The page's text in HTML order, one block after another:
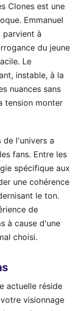
Clones est une
Emmanuel
parvient à
du jeune
Le
instable, à la
nuances sans
tension monter
de l'univers a
fans. Entre les
spécifique aux
une cohérence
le ton.
de
à cause d'une
choisi.
actuelle réside
visionnage